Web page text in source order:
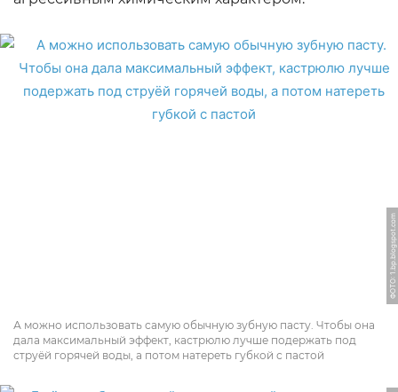
ФОТО: 1.bp.blogspot.com
А можно использовать самую обычную зубную пасту. Чтобы она
дала максимальный эффект, кастрюлю лучше подержать под
струёй горячей воды, а потом натереть губкой с пастой